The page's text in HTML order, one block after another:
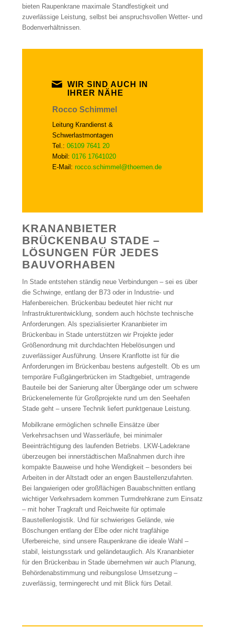
bieten Raupenkrane maximale Standfestigkeit und
zuverlässige Leistung, selbst bei anspruchsvollen Wetter- und
Bodenverhältnissen.
WIR SIND AUCH IN
IHRER NÄHE
Rocco Schimmel
Leitung Krandienst &
Schwerlastmontagen
Tel.: 06109 7641 20
Mobil: 0176 17641020
E-Mail: rocco.schimmel@thoemen.de
KRANANBIETER
BRÜCKENBAU STADE –
LÖSUNGEN FÜR JEDES
BAUVORHABEN
In Stade entstehen ständig neue Verbindungen – sei es über
die Schwinge, entlang der B73 oder in Industrie- und
Hafenbereichen. Brückenbau bedeutet hier nicht nur
Infrastrukturentwicklung, sondern auch höchste technische
Anforderungen. Als spezialisierter Krananbieter im
Brückenbau in Stade unterstützen wir Projekte jeder
Größenordnung mit durchdachten Hebelösungen und
zuverlässiger Ausführung. Unsere Kranflotte ist für die
Anforderungen im Brückenbau bestens aufgestellt. Ob es um
temporäre Fußgängerbrücken im Stadtgebiet, umtragende
Bauteile bei der Sanierung alter Übergänge oder um schwere
Brückenelemente für Großprojekte rund um den Seehafen
Stade geht – unsere Technik liefert punktgenaue Leistung.
Mobilkrane ermöglichen schnelle Einsätze über
Verkehrsachsen und Wasserläufe, bei minimaler
Beeinträchtigung des laufenden Betriebs. LKW-Ladekrane
überzeugen bei innerstädtischen Maßnahmen durch ihre
kompakte Bauweise und hohe Wendigkeit – besonders bei
Arbeiten in der Altstadt oder an engen Baustellenzufahrten.
Bei langwierigen oder großflächigen Bauabschnitten entlang
wichtiger Verkehrsadern kommen Turmdrehkrane zum Einsatz
– mit hoher Tragkraft und Reichweite für optimale
Baustellenlogistik. Und für schwieriges Gelände, wie
Böschungen entlang der Elbe oder nicht tragfähige
Uferbereiche, sind unsere Raupenkrane die ideale Wahl –
stabil, leistungsstark und geländetauglich. Als Krananbieter
für den Brückenbau in Stade übernehmen wir auch Planung,
Behördenabstimmung und reibungslose Umsetzung –
zuverlässig, termingerecht und mit Blick fürs Detail.